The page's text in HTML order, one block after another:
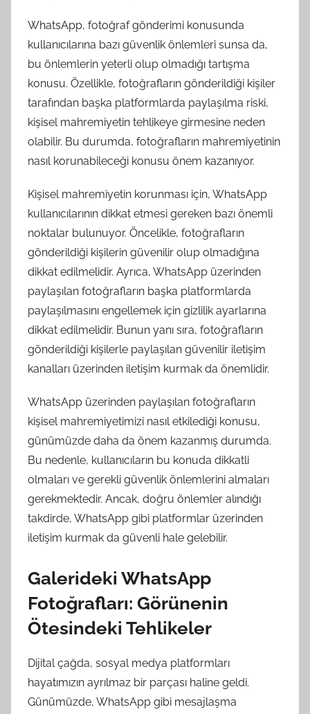
WhatsApp, fotoğraf gönderimi konusunda
kullanıcılarına bazı güvenlik önlemleri sunsa da,
bu önlemlerin yeterli olup olmadığı tartışma
konusu. Özellikle, fotoğrafların gönderildiği kişiler
tarafından başka platformlarda paylaşılma riski,
kişisel mahremiyetin tehlikeye girmesine neden
olabilir. Bu durumda, fotoğrafların mahremiyetinin
nasıl korunabileceği konusu önem kazanıyor.
Kişisel mahremiyetin korunması için, WhatsApp
kullanıcılarının dikkat etmesi gereken bazı önemli
noktalar bulunuyor. Öncelikle, fotoğrafların
gönderildiği kişilerin güvenilir olup olmadığına
dikkat edilmelidir. Ayrıca, WhatsApp üzerinden
paylaşılan fotoğrafların başka platformlarda
paylaşılmasını engellemek için gizlilik ayarlarına
dikkat edilmelidir. Bunun yanı sıra, fotoğrafların
gönderildiği kişilerle paylaşılan güvenilir iletişim
kanalları üzerinden iletişim kurmak da önemlidir.
WhatsApp üzerinden paylaşılan fotoğrafların
kişisel mahremiyetimizi nasıl etkilediği konusu,
günümüzde daha da önem kazanmış durumda.
Bu nedenle, kullanıcıların bu konuda dikkatli
olmaları ve gerekli güvenlik önlemlerini almaları
gerekmektedir. Ancak, doğru önlemler alındığı
takdirde, WhatsApp gibi platformlar üzerinden
iletişim kurmak da güvenli hale gelebilir.
Galerideki WhatsApp
Fotoğrafları: Görünenin
Ötesindeki Tehlikeler
Dijital çağda, sosyal medya platformları
hayatımızın ayrılmaz bir parçası haline geldi.
Günümüzde, WhatsApp gibi mesajlaşma